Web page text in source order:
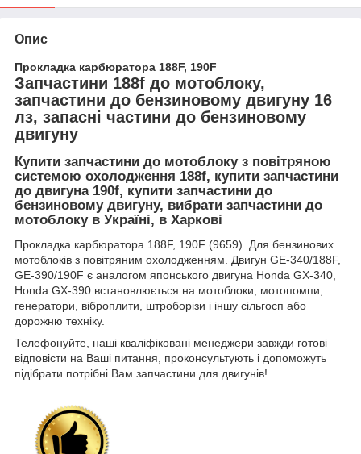
Опис
Прокладка карбюратора 188F, 190F
Запчастини 188f до мотоблоку,
запчастини до бензиновому двигуну 16
лз, запасні частини до бензиновому
двигуну
Купити запчастини до мотоблоку з повітряною
системою охолодження 188f, купити запчастини
до двигуна 190f, купити запчастини до
бензиновому двигуну, вибрати запчастини до
мотоблоку в Україні, в Харкові
Прокладка карбюратора 188F, 190F (9659). Для бензинових
мотоблоків з повітряним охолодженням. Двигун GE-340/188F,
GE-390/190F є аналогом японського двигуна Honda GX-340,
Honda GX-390 встановлюється на мотоблоки, мотопомпи,
генератори, віброплити, штроборізи і іншу сільгосп або
дорожню техніку.
Телефонуйте, наші кваліфіковані менеджери завжди готові
відповісти на Ваші питання, проконсультують і допоможуть
підібрати потрібні Вам запчастини для двигунів!